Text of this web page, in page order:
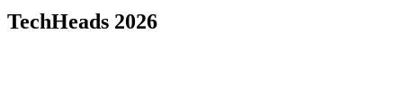
TechHeads 2026